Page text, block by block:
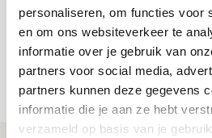
personaliseren, om functies voor
en om ons websiteverkeer te
informatie over je gebruik van
partners voor social media,
partners kunnen deze gegevens
informatie die je aan ze hebt
verzameld op basis van je
Net binnen //